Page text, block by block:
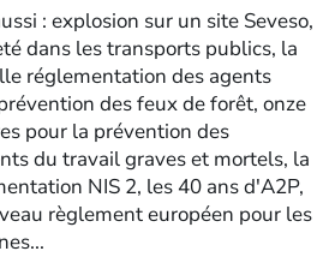
: explosion sur un site Seveso,
dans les transports publics, la
réglementation des agents
des feux de forêt, onze
pour la prévention des
du travail graves et mortels, la
NIS 2, les 40 ans d'A2P,
règlement européen pour les